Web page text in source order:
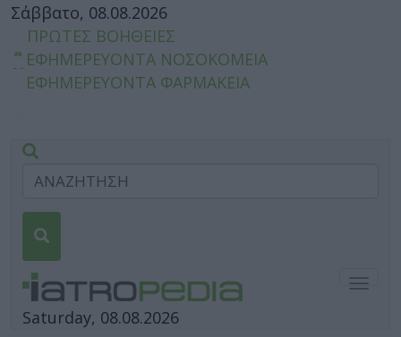
Σάββατο, 08.08.2026
ΠΡΩΤΕΣ ΒΟΗΘΕΙΕΣ
ΕΦΗΜΕΡΕΥΟΝΤΑ ΝΟΣΟΚΟΜΕΙΑ
ΕΦΗΜΕΡΕΥΟΝΤΑ ΦΑΡΜΑΚΕΙΑ
Saturday, 08.08.2026